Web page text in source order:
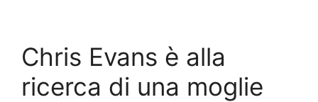
Chris Evans è alla
ricerca di una moglie